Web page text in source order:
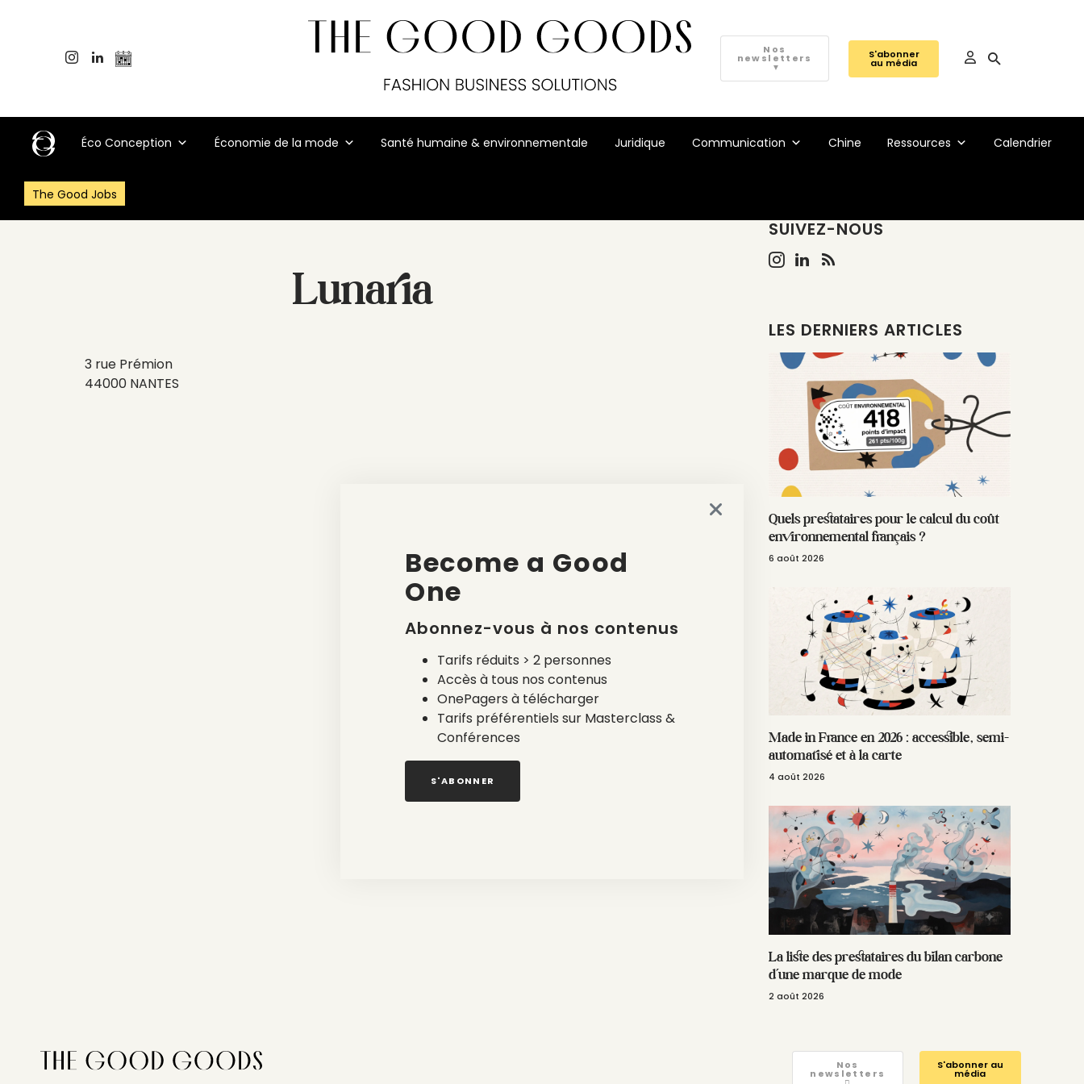
Nos
newsletters
▼
S'abonner
au média
Éco Conception Économie de la mode Santé humaine & environnementale Juridique Communication Chine Ressources Calendrier
The Good Jobs
Lunaria
3 rue Prémion
44000 NANTES
SUIVEZ-NOUS
LES DERNIERS ARTICLES
Quels prestataires pour le calcul du coût
environnemental français ?
6 août 2026
Made in France en 2026 : accessible, semi-
automatisé et à la carte
4 août 2026
La liste des prestataires du bilan carbone
d’une marque de mode
2 août 2026
Nos
newsletters
S'abonner au
média
Become a Good
One
Abonnez-vous à nos contenus
Tarifs réduits > 2 personnes
Accès à tous nos contenus
OnePagers à télécharger
Tarifs préférentiels sur Masterclass &
Conférences
S'ABONNER